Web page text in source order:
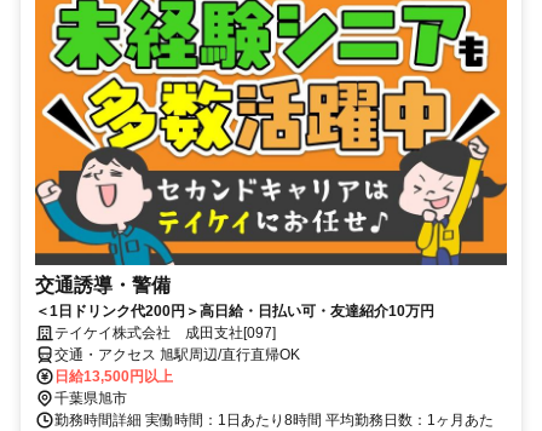
交通誘導・警備
＜1日ドリンク代200円＞高日給・日払い可・友達紹介10万円
テイケイ株式会社 成田支社[097]
交通・アクセス 旭駅周辺/直行直帰OK
日給13,500円以上
千葉県旭市
勤務時間詳細 実働時間：1日あたり8時間 平均勤務日数：1ヶ月あた